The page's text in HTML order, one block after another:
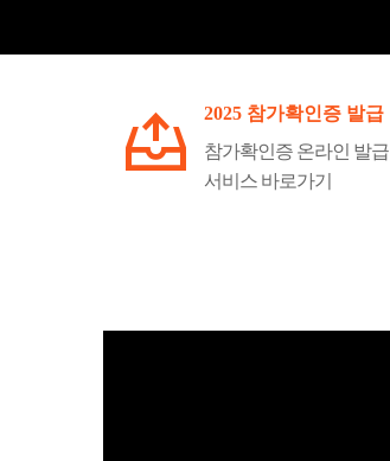
2025 참가확인증 발급
참가확인증 온라인 발급
서비스 바로가기